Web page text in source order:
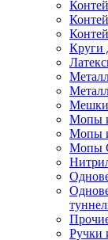
Круги
Мешки
Мопы
Мопы
Мопы
Ручки